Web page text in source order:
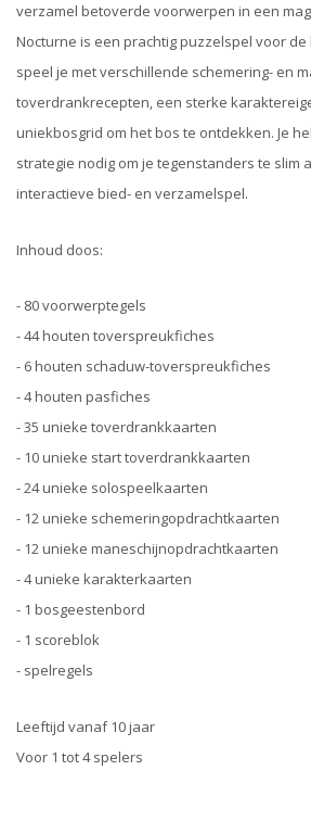
verzamel betoverde voorwerpen in een
Nocturne is een prachtig puzzelspel voor
speel je met verschillende schemering- en
toverdrankrecepten, een sterke
uniekbosgrid om het bos te ontdekken. Je
strategie nodig om je tegenstanders te slim
interactieve bied- en verzamelspel.
Inhoud doos:
- 80 voorwerptegels
- 44 houten toverspreukfiches
- 6 houten schaduw-toverspreukfiches
- 4 houten pasfiches
- 35 unieke toverdrankkaarten
- 10 unieke start toverdrankkaarten
- 24 unieke solospeelkaarten
- 12 unieke schemeringopdrachtkaarten
- 12 unieke maneschijnopdrachtkaarten
- 4 unieke karakterkaarten
- 1 bosgeestenbord
- 1 scoreblok
- spelregels
Leeftijd vanaf 10 jaar
Voor 1 tot 4 spelers